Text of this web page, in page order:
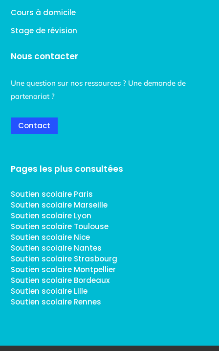
Cours à domicile
Stage de révision
Nous contacter
Une question sur nos ressources ? Une demande de
partenariat ?
Contact
Pages les plus consultées
Soutien scolaire Paris
Soutien scolaire Marseille
Soutien scolaire Lyon
Soutien scolaire Toulouse
Soutien scolaire Nice
Soutien scolaire Nantes
Soutien scolaire Strasbourg
Soutien scolaire Montpellier
Soutien scolaire Bordeaux
Soutien scolaire Lille
Soutien scolaire Rennes